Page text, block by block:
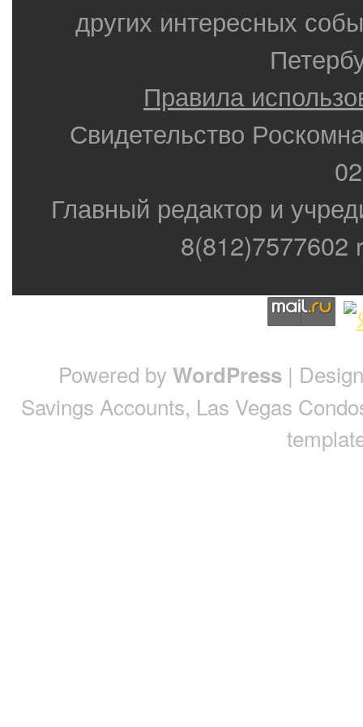
других интересных
Правила
Свидетельство
Главный редактор и
8(812)7577602
Powered by WordPress |
Savings Accounts, Las Vegas